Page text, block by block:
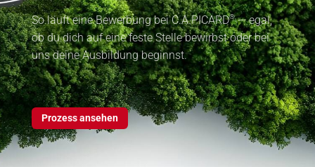
So läuft eine Bewerbung bei C.A.PICARD®— egal,
ob du dich auf eine feste Stelle bewirbst oder bei
uns deine Ausbildung beginnst.
Prozess ansehen